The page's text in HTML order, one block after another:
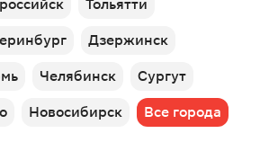
Тольятти
Дзержинск
Челябинск Сургут
Новосибирск Все города